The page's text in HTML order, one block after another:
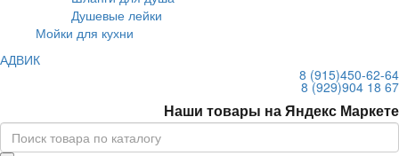
Душевые лейки
Мойки для кухни
АДВИК
8 (915)450-62-64
8 (929)904 18 67
Наши товары на Яндекс Маркете